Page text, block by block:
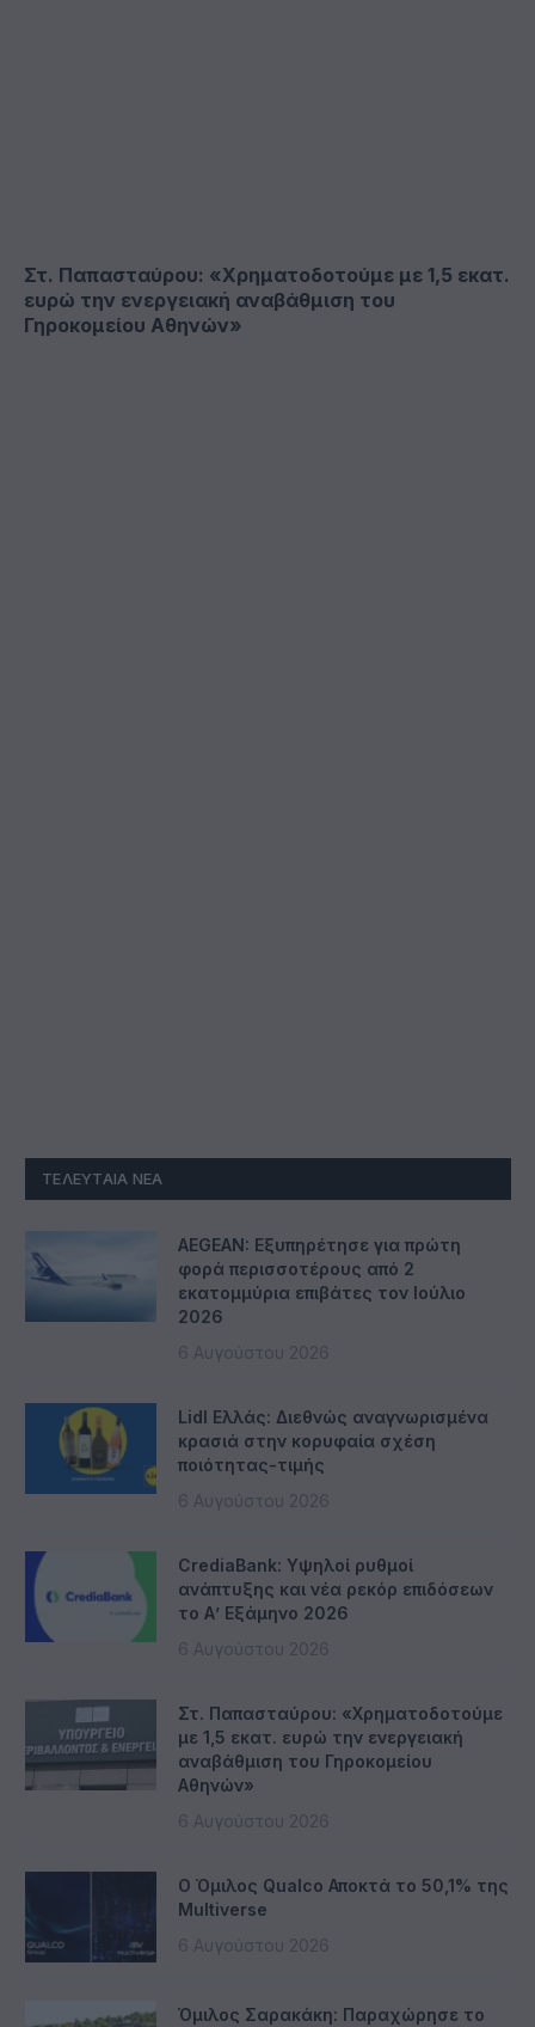
Στ. Παπασταύρου: «Χρηματοδοτούμε με 1,5 εκατ.
ευρώ την ενεργειακή αναβάθμιση του
Γηροκομείου Αθηνών»
ΤΕΛΕΥΤΑΊΑ ΝΈΑ
AEGEAN: Εξυπηρέτησε για πρώτη
φορά περισσοτέρους από 2
εκατομμύρια επιβάτες τον Ιούλιο
2026
6 Αυγούστου 2026
Lidl Ελλάς: Διεθνώς αναγνωρισμένα
κρασιά στην κορυφαία σχέση
ποιότητας-τιμής
6 Αυγούστου 2026
CrediaBank: Υψηλοί ρυθμοί
ανάπτυξης και νέα ρεκόρ επιδόσεων
το Α’ Εξάμηνο 2026
6 Αυγούστου 2026
Στ. Παπασταύρου: «Χρηματοδοτούμε
με 1,5 εκατ. ευρώ την ενεργειακή
αναβάθμιση του Γηροκομείου
Αθηνών»
6 Αυγούστου 2026
Ο Όμιλος Qualco Αποκτά το 50,1% της
Multiverse
6 Αυγούστου 2026
Όμιλος Σαρακάκη: Παραχώρησε το